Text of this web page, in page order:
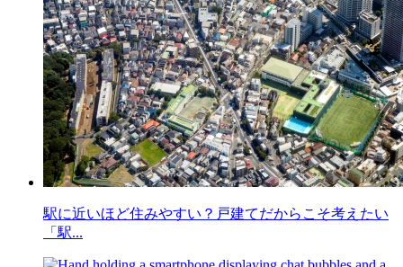
駅に近いほど住みやすい？戸建てだからこそ考えたい
「駅...